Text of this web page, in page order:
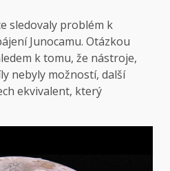
sledovaly problém k
Junocamu. Otázkou
k tomu, že nástroje,
nebyly možností, další
ekvivalent, který